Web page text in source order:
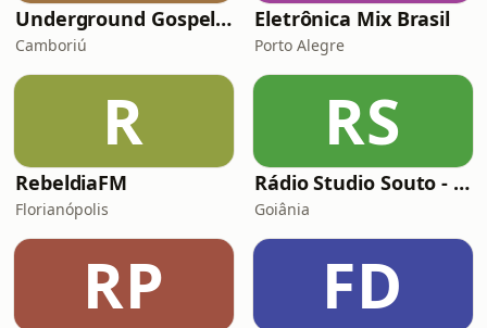
Underground Gospel Radio
Camboriú
Eletrônica Mix Brasil
Porto Alegre
R
RebeldiaFM
Florianópolis
RS
Rádio Studio Souto - Electro House
Goiânia
RP FD